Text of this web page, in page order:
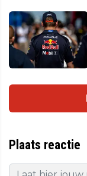
Plaats reactie